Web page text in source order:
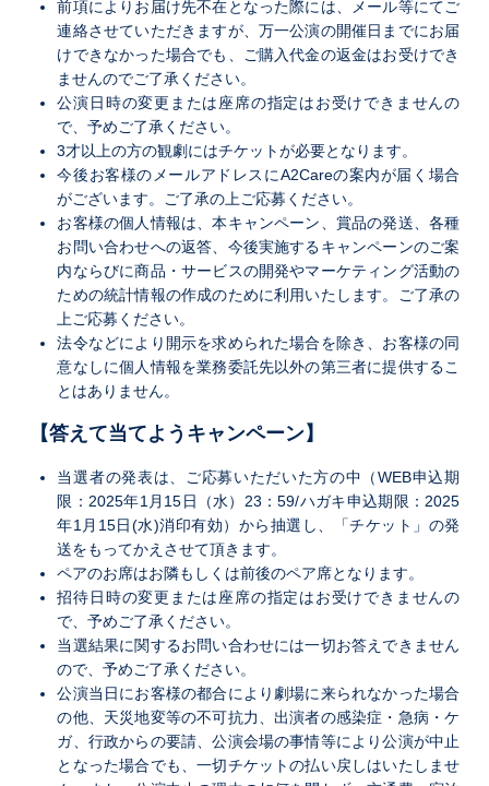
前項によりお届け先不在となった際には、メール等にてご
連絡させていただきますが、万一公演の開催日までにお届
けできなかった場合でも、ご購入代金の返金はお受けでき
ませんのでご了承ください。
公演日時の変更または座席の指定はお受けできませんの
で、予めご了承ください。
3才以上の方の観劇にはチケットが必要となります。
今後お客様のメールアドレスにA2Careの案内が届く場合
がございます。ご了承の上ご応募ください。
お客様の個人情報は、本キャンペーン、賞品の発送、各種
お問い合わせへの返答、今後実施するキャンペーンのご案
内ならびに商品・サービスの開発やマーケティング活動の
ための統計情報の作成のために利用いたします。ご了承の
上ご応募ください。
法令などにより開示を求められた場合を除き、お客様の同
意なしに個人情報を業務委託先以外の第三者に提供するこ
とはありません。
【答えて当てようキャンペーン】
当選者の発表は、ご応募いただいた方の中（WEB申込期
限：2025年1月15日（水）23：59/ハガキ申込期限：2025
年1月15日(水)消印有効）から抽選し、「チケット」の発
送をもってかえさせて頂きます。
ペアのお席はお隣もしくは前後のペア席となります。
招待日時の変更または座席の指定はお受けできませんの
で、予めご了承ください。
当選結果に関するお問い合わせには一切お答えできません
ので、予めご了承ください。
公演当日にお客様の都合により劇場に来られなかった場合
の他、天災地変等の不可抗力、出演者の感染症・急病・ケ
ガ、行政からの要請、公演会場の事情等により公演が中止
となった場合でも、一切チケットの払い戻しはいたしませ